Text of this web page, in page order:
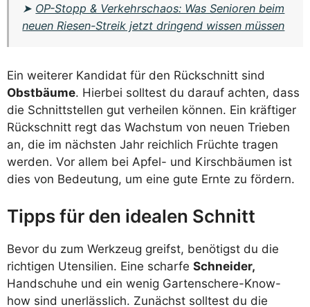
➤ OP-Stopp & Verkehrschaos: Was Senioren beim
neuen Riesen-Streik jetzt dringend wissen müssen
Ein weiterer Kandidat für den Rückschnitt sind
Obstbäume. Hierbei solltest du darauf achten, dass
die Schnittstellen gut verheilen können. Ein kräftiger
Rückschnitt regt das Wachstum von neuen Trieben
an, die im nächsten Jahr reichlich Früchte tragen
werden. Vor allem bei Apfel- und Kirschbäumen ist
dies von Bedeutung, um eine gute Ernte zu fördern.
Tipps für den idealen Schnitt
Bevor du zum Werkzeug greifst, benötigst du die
richtigen Utensilien. Eine scharfe Schneider,
Handschuhe und ein wenig Gartenschere-Know-
how sind unerlässlich. Zunächst solltest du die